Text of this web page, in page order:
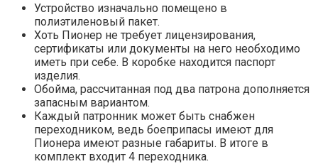
Устройство изначально помещено в
полиэтиленовый пакет.
Хоть Пионер не требует лицензирования,
сертификаты или документы на него необходимо
иметь при себе. В коробке находится паспорт
изделия.
Обойма, рассчитанная под два патрона дополняется
запасным вариантом.
Каждый патронник может быть снабжен
переходником, ведь боеприпасы имеют для
Пионера имеют разные габариты. В итоге в
комплект входит 4 переходника.